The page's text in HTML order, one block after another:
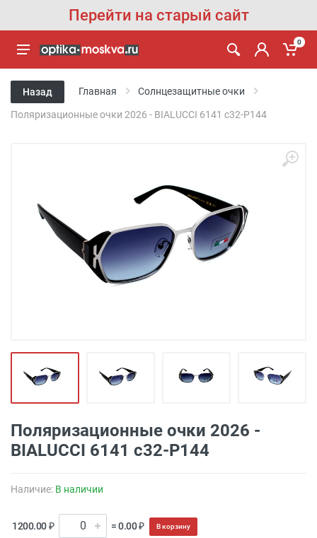
Перейти на старый сайт
0
Назад Главная Солнцезащитные очки
Поляризационные очки 2026 - BIALUCCI 6141 c32-P144
Поляризационные очки 2026 -
BIALUCCI 6141 c32-P144
Наличие: В наличии
1200.00 ₽ = 0.00 ₽ В корзину